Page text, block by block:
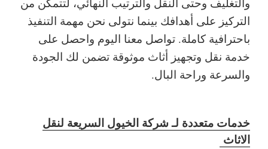
التركيز على أهدافك بينما نتولى نحن مهمة التنفيذ
باحترافية كاملة. تواصل معنا اليوم واحصل على
خدمة نقل وتجهيز أثاث موثوقة تضمن لك الجودة
والسرعة وراحة البال.
خدمات متعددة لـ شركة الخيول السريعة لنقل
الاثاث